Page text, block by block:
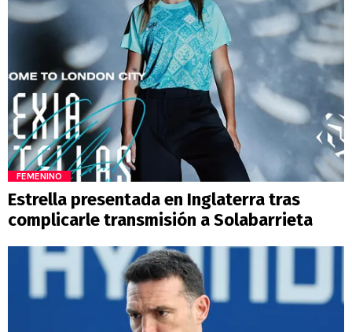
FEMENINO
Estrella presentada en Inglaterra tras
complicarle transmisión a Solabarrieta